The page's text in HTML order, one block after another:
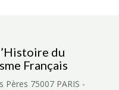
du
Français
Pères 75007 PARIS -